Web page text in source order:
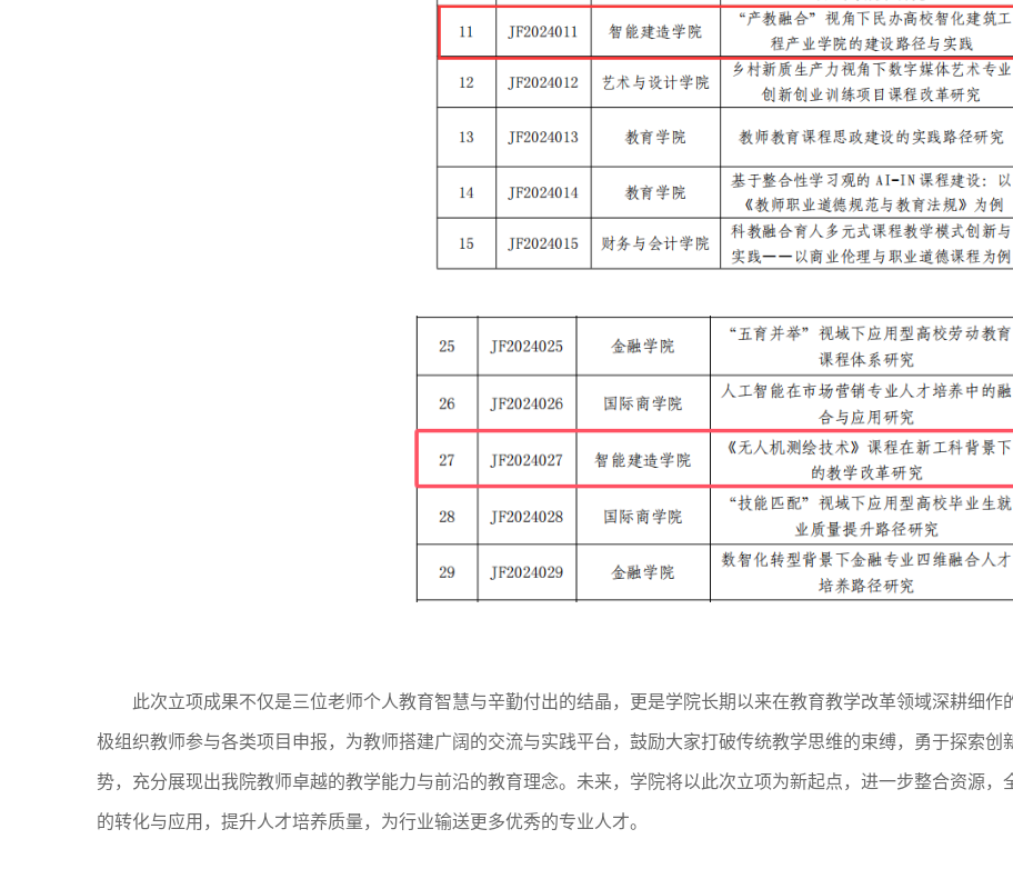
此次立项成果不仅是三位老师个人教育智慧与辛勤付出的结晶，更是学院长期以来在教育教学改革领域深耕细
极组织教师参与各类项目申报，为教师搭建广阔的交流与实践平台，鼓励大家打破传统教学思维的束缚，勇于探索
势，充分展现出我院教师卓越的教学能力与前沿的教育理念。未来，学院将以此次立项为新起点，进一步整合资源
的转化与应用，提升人才培养质量，为行业输送更多优秀的专业人才。